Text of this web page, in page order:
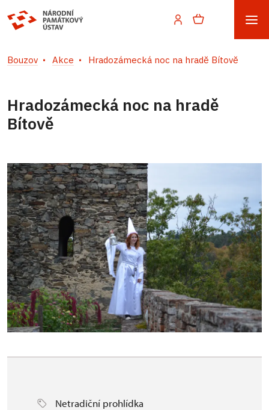
Bouzov Akce Hradozámecká noc na hradě Bítově
Hradozámecká noc na hradě
Bítově
Netradiční prohlídka